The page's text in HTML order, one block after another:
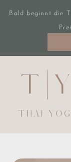
Bald beginnt die